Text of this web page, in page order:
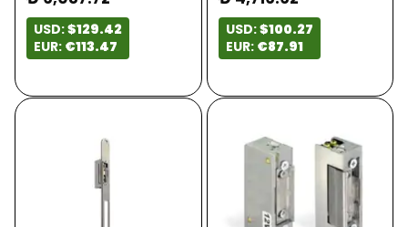
USD:$129.42
EUR: €113.47
USD:$100.27
EUR: €87.91